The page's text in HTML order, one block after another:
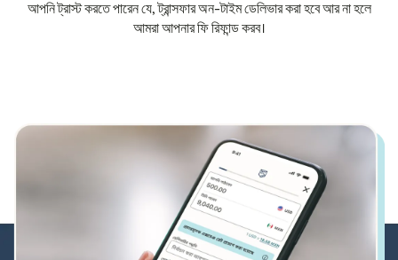
আপনি ট্রাস্ট করতে পারেন যে, ট্রান্সফার অন-টাইম ডেলিভার করা হবে আর না হলে
আমরা আপনার ফি রিফান্ড করব।